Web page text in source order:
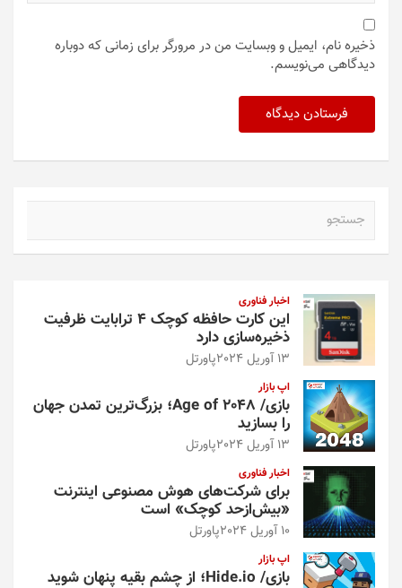
ذخیره نام، ایمیل و وبسایت من در مرورگر برای زمانی که دوباره
دیدگاهی می‌نویسم.
اخبار فناوری
این کارت حافظه کوچک ۴ ترابایت ظرفیت
ذخیره‌سازی دارد
13 آوریل 2024 پاورتل
اپ بازار
بازی/ Age of 2048؛ بزرگ‌ترین تمدن جهان
را بسازید
13 آوریل 2024 پاورتل
اخبار فناوری
برای شرکت‌های هوش مصنوعی اینترنت
«بیش‌از‌حد کوچک» است
10 آوریل 2024 پاورتل
اپ بازار
بازی/ Hide.io؛ از چشم بقیه پنهان شوید